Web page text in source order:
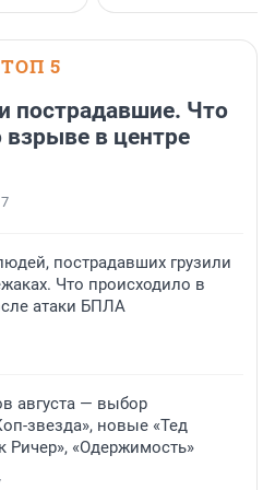
ТОП 5
пострадавшие. Что
взрыве в центре
пострадавших грузили
Что происходило в
атаки БПЛА
августа — выбор
звезда», новые «Тед
Ричер», «Одержимость»